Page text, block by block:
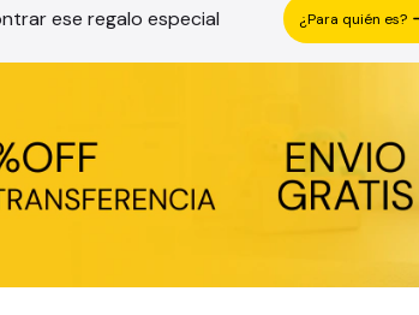
ese regalo especial ¿Para quién es?